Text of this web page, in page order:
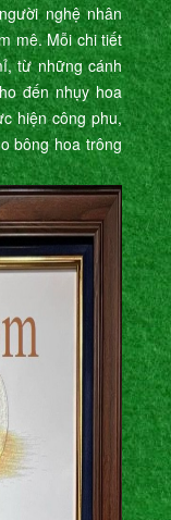
nghệ nhân
mê. Mỗi chi tiết
từ những cánh
đến nhụy hoa
hiện công phu,
bông hoa trông